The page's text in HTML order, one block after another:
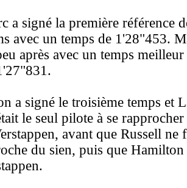
a signé la première référence
avec un temps de 1'28"453.
après avec un temps
a signé le troisième temps et
le seul pilote à se
avant que Russell ne
du sien, puis que Hamilton